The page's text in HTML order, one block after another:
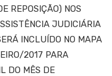
REPOSIÇÃO) NOS
JUDICIÁRIA
INCLUÍDO NO MAPA
2017 PARA
DO MÊS DE